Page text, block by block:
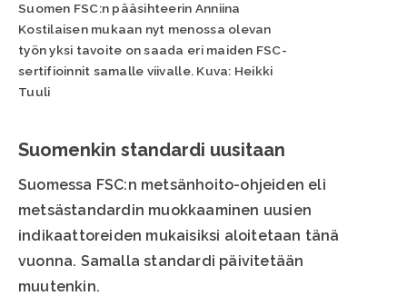
Suomen FSC:n pääsihteerin Anniina
Kostilaisen mukaan nyt menossa olevan
työn yksi tavoite on saada eri maiden FSC-
sertifioinnit samalle viivalle. Kuva: Heikki
Tuuli
Suomenkin standardi uusitaan
Suomessa FSC:n metsänhoito-ohjeiden eli
metsästandardin muokkaaminen uusien
indikaattoreiden mukaisiksi aloitetaan tänä
vuonna. Samalla standardi päivitetään
muutenkin.